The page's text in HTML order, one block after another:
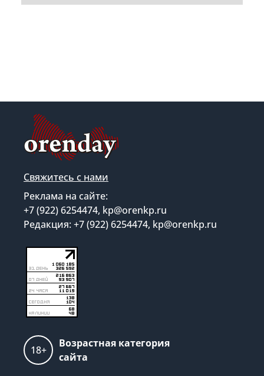
Свяжитесь с нами
Реклама на сайте:
+7 (922) 6254474, kp@orenkp.ru
Редакция: +7 (922) 6254474, kp@orenkp.ru
18+
Возрастная категория
сайта